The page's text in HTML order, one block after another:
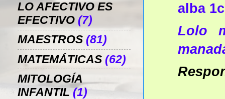
alba 1c
Lolo
LO AFECTIVO ES
EFECTIVO (7)
MAESTROS (81)
MATEMÁTICAS (62)
MITOLOGÍA
INFANTIL (1)